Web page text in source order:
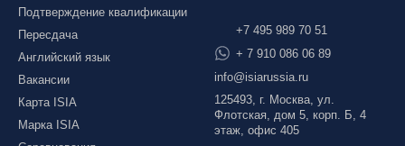
Подтверждение квалификации
Пересдача
Английский язык
Вакансии
Карта ISIA
Марка ISIA
+7 495 989 70 51
+ 7 910 086 06 89
info@isiarussia.ru
125493, г. Москва, ул.
Флотская, дом 5, корп. Б, 4
этаж, офис 405